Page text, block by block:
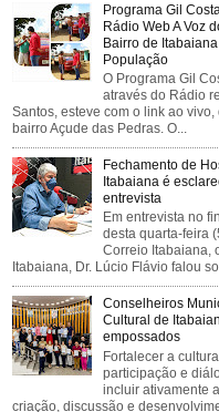
Programa Gil
Rádio Web A Voz
Bairro de
População
O Programa Gil
através do Rádio
Santos, esteve com o link ao
bairro Açude das Pedras. O...
Fechamento de
Itabaiana é
entrevista
Em entrevista no
desta quarta-feira
Correio Itabaiana,
Itabaiana, Dr. Lúcio Flávio falou
Conselheiros
Cultural de
empossados
Fortalecer a
participação e
incluir ativamente
criação, discussão e